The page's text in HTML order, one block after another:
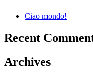
Ciao mondo!
Recent
Archives